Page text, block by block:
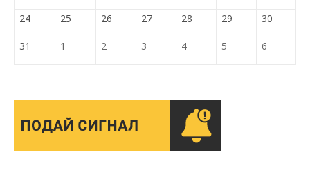
24 25 26 27 28 29 30
31 1 2 3 4 5 6